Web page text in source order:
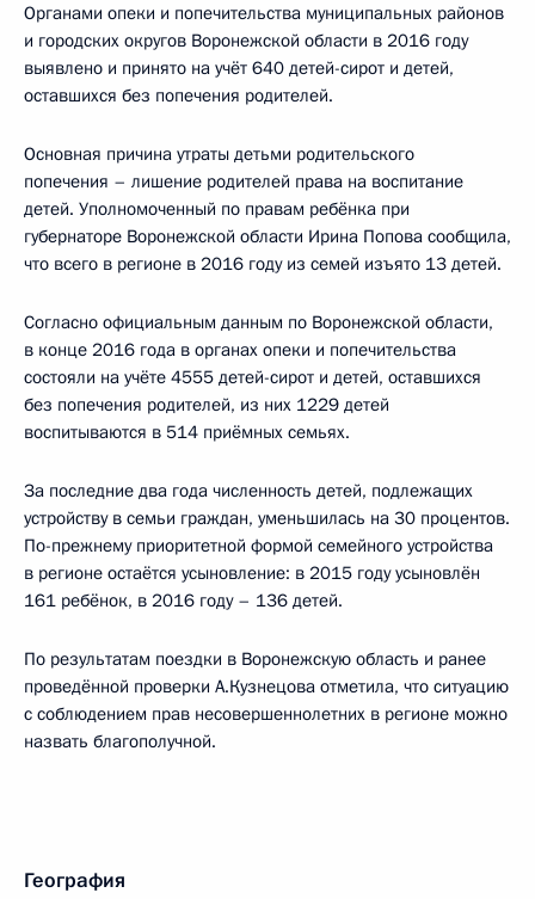
Органами опеки и попечительства муниципальных районов
и городских округов Воронежской области в 2016 году
выявлено и принято на учёт 640 детей-сирот и детей,
оставшихся без попечения родителей.
Основная причина утраты детьми родительского
попечения – лишение родителей права на воспитание
детей. Уполномоченный по правам ребёнка при
губернаторе Воронежской области Ирина Попова сообщила,
что всего в регионе в 2016 году из семей изъято 13 детей.
Согласно официальным данным по Воронежской области,
в конце 2016 года в органах опеки и попечительства
состояли на учёте 4555 детей-сирот и детей, оставшихся
без попечения родителей, из них 1229 детей
воспитываются в 514 приёмных семьях.
За последние два года численность детей, подлежащих
устройству в семьи граждан, уменьшилась на 30 процентов.
По-прежнему приоритетной формой семейного устройства
в регионе остаётся усыновление: в 2015 году усыновлён
161 ребёнок, в 2016 году – 136 детей.
По результатам поездки в Воронежскую область и ранее
проведённой проверки А.Кузнецова отметила, что ситуацию
с соблюдением прав несовершеннолетних в регионе можно
назвать благополучной.
География